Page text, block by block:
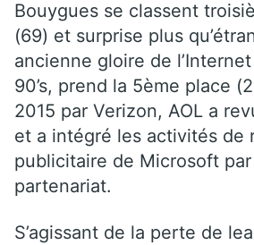
Bouygues se classent
(69) et surprise plus
ancienne gloire de
90’s, prend la 5ème place
2015 par Verizon, AOL a
et a intégré les activités de
publicitaire de Microsoft par
partenariat.
S’agissant de la perte de